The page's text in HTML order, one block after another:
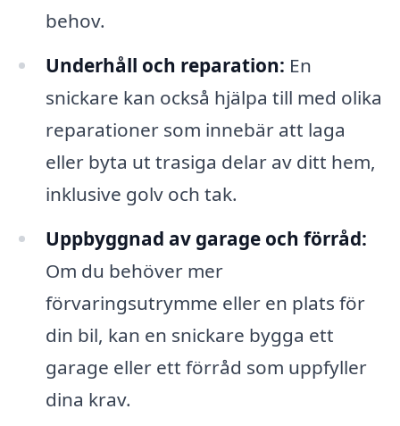
behov.
Underhåll och reparation: En
snickare kan också hjälpa till med olika
reparationer som innebär att laga
eller byta ut trasiga delar av ditt hem,
inklusive golv och tak.
Uppbyggnad av garage och förråd:
Om du behöver mer
förvaringsutrymme eller en plats för
din bil, kan en snickare bygga ett
garage eller ett förråd som uppfyller
dina krav.